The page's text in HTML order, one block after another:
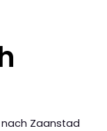
nach Zaanstad